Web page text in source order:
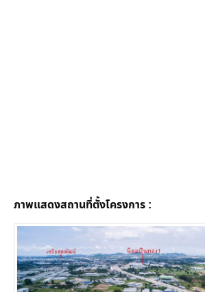
ภาพแสดงสถานที่ตั้งโครงการ :